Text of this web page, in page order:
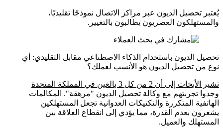
يُعتبر تحصيل الديون عبر مراكز الاتصال نموذجًا تقليديًا،
والمستهلكون العصريون يطالبون بالتغيير.
تحصيل الديون باستخدام الذكاء الاصطناعي مقابل التقليدي: أي
نوع من تحصيل الديون هو الأنسب لعملك؟
تشير الأبحاث إلى أن 2 من كل 3 بالغين في المملكة المتحدة
وجدوا تجربتهم مع وكالة تحصيل الديون "مرهقة". المكالمات
الهاتفية المتكررة والتكتيكات العدوانية تجعل المستهلكين
يشعرون بعدم القدرة، مما يؤدي إلى انقطاع العلاقة بين
المستهلك والعميل.